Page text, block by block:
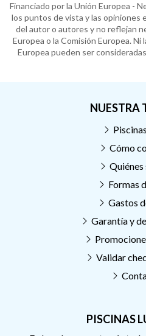
Financiado por la Unión Europea -
los puntos de vista y las opiniones
del autor o autores y no reflejan
Europea o la Comisión Europea. Ni
Europea pueden ser
PISCINAS
NUESTRA
Cómo
Quiénes
Formas
Gastos
Garantía y
Validar